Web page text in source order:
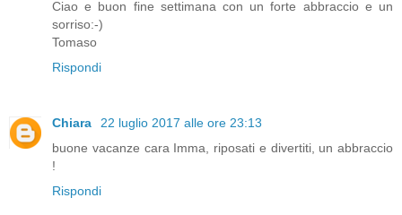
Ciao e buon fine settimana con un forte abbraccio e un
sorriso:-)
Tomaso
Rispondi
Chiara
22 luglio 2017 alle ore 23:13
buone vacanze cara Imma, riposati e divertiti, un abbraccio
!
Rispondi